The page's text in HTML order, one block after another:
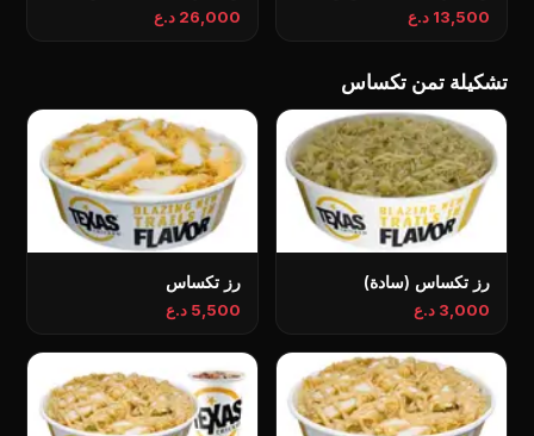
13,500 د.ع 26,000 د.ع
تشكيلة تمن تكساس
رز تكساس (سادة)
3,000 د.ع
رز تكساس
5,500 د.ع